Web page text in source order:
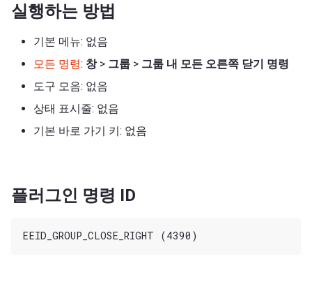
실행하는 방법
기본 메뉴: 없음
모든 명령: 창> 그룹 > 그룹 내 모든 오른쪽 닫기 명령
도구 모음: 없음
상태 표시줄: 없음
기본 바로 가기 키: 없음
플러그인 명령 ID